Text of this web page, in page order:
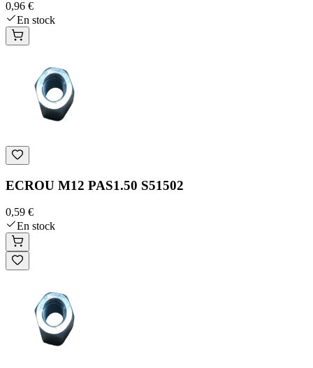
0,96 €
En stock
ECROU M12 PAS1.50 S51502
0,59 €
En stock